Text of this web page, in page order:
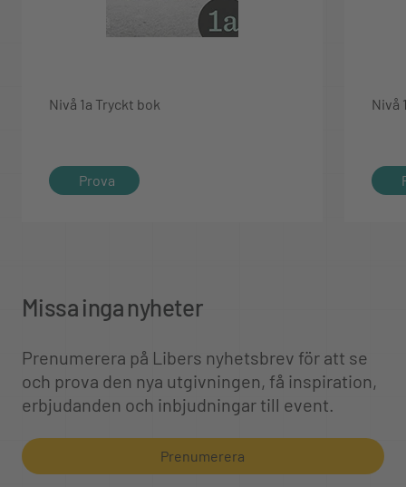
Nivå 1a Tryckt bok
Prova
Nivå
Missa inga nyheter
Prenumerera på Libers nyhetsbrev för att se
och prova den nya utgivningen, få inspiration,
erbjudanden och inbjudningar till event.
Prenumerera